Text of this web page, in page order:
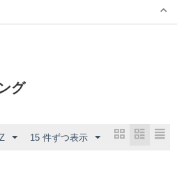
グ
15 件ずつ表示